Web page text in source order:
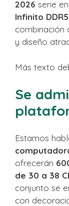
2026 serie
Infinito DDR5
combinación
y diseño
Más texto
Se
Estamos
ofrecerán
de 30 a 38
conjunto se
con